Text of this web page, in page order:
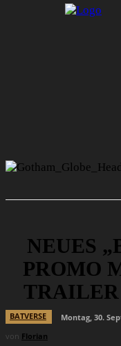
NEUES
PROMO
BATVERSE
Montag, 30.
von Florian